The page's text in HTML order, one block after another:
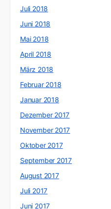
Juli 2018
Juni 2018
Mai 2018
April 2018
März 2018
Februar 2018
Januar 2018
Dezember 2017
November 2017
Oktober 2017
September 2017
August 2017
Juli 2017
Juni 2017